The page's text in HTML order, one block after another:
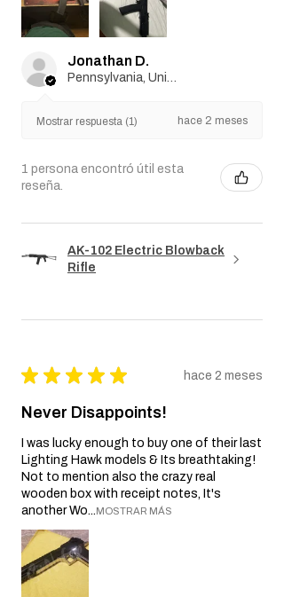
Jonathan D.
Pennsylvania, United States
Mostrar respuesta (1) hace 2 meses
1 persona encontró útil esta
reseña.
AK-102 Electric Blowback
Rifle
★ ★ ★ ★ ★ hace 2 meses
Never Disappoints!
I was lucky enough to buy one of their last
Lighting Hawk models & Its breathtaking!
Not to mention also the crazy real
wooden box with receipt notes, It's
another Wo... MOSTRAR MÁS